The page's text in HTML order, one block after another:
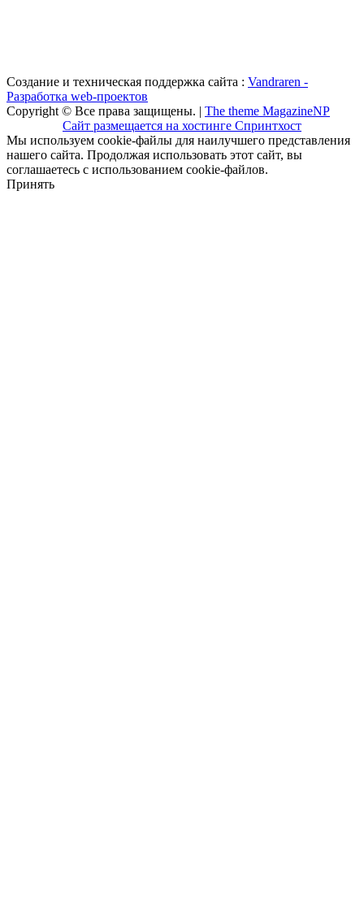
Создание и техническая поддержка сайта : Vandraren -
Разработка web-проектов
Copyright © Все права защищены. | The theme MagazineNP
Сайт размещается на хостинге Спринтхост
Мы используем cookie-файлы для наилучшего представления
нашего сайта. Продолжая использовать этот сайт, вы
соглашаетесь с использованием cookie-файлов.
Принять